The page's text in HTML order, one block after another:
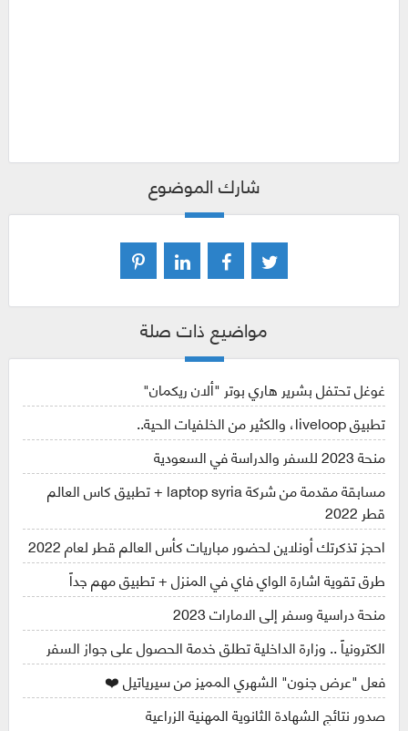
شارك الموضوع
مواضيع ذات صلة
غوغل تحتفل بشرير هاري بوتر "ألان ريكمان"
تطبيق liveloop، والكثير من الخلفيات الحية..
منحة 2023 للسفر والدراسة في السعودية
مسابقة مقدمة من شركة laptop syria + تطبيق كاس العالم
قطر 2022
احجز تذكرتك أونلاين لحضور مباريات كأس العالم قطر لعام 2022
طرق تقوية اشارة الواي فاي في المنزل + تطبيق مهم جداً
منحة دراسية وسفر إلى الامارات 2023
الكترونياً .. وزارة الداخلية تطلق خدمة الحصول على جواز السفر
فعل "عرض جنون" الشهري المميز من سيرياتيل ❤️
صدور نتائج الشهادة الثانوية المهنية الزراعية